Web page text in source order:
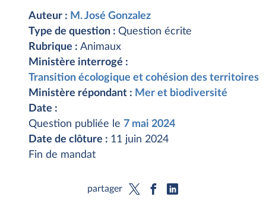
Auteur : M. José Gonzalez
Type de question : Question écrite
Rubrique : Animaux
Ministère interrogé :
Transition écologique et cohésion des territoires
Ministère répondant : Mer et biodiversité
Date :
Question publiée le 7 mai 2024
Date de clôture : 11 juin 2024
Fin de mandat
partager